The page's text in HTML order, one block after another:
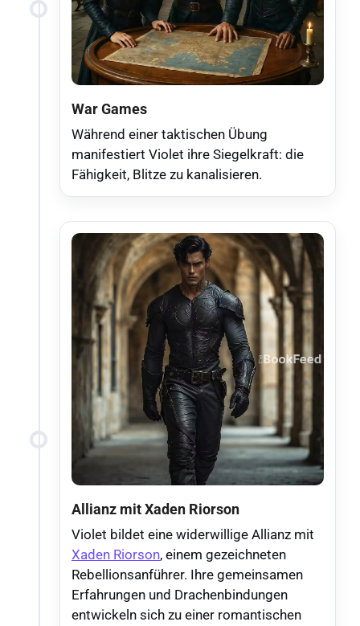
War Games
Während einer taktischen Übung
manifestiert Violet ihre Siegelkraft: die
Fähigkeit, Blitze zu kanalisieren.
Allianz mit Xaden Riorson
Violet bildet eine widerwillige Allianz mit
Xaden Riorson, einem gezeichneten
Rebellionsanführer. Ihre gemeinsamen
Erfahrungen und Drachenbindungen
entwickeln sich zu einer romantischen